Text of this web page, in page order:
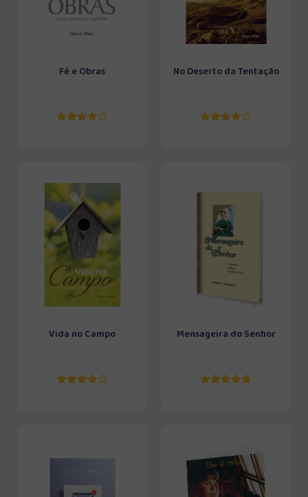
Fé e Obras No Deserto da Tentação
Vida no Campo Mensageira do Senhor